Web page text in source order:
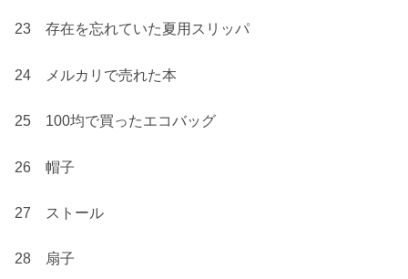
23 存在を忘れていた夏用スリッパ
24 メルカリで売れた本
25 100均で買ったエコバッグ
26 帽子
27 ストール
28 扇子